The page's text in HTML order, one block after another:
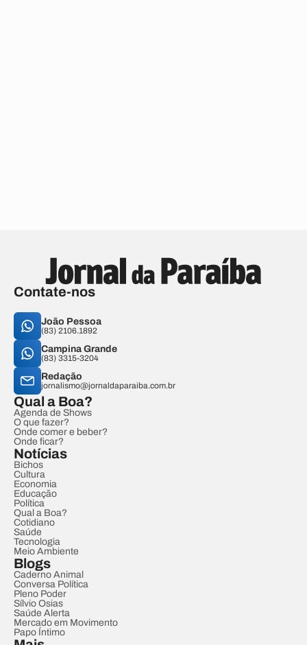
Contate-nos
João Pessoa
(83) 2106.1892
Campina Grande
(83) 3315-3204
Redação
jornalismo@jornaldaparaiba.com.br
Qual a Boa?
Agenda de Shows
O que fazer?
Onde comer e beber?
Onde ficar?
Notícias
Bichos
Cultura
Economia
Educação
Política
Qual a Boa?
Cotidiano
Saúde
Tecnologia
Meio Ambiente
Blogs
Caderno Animal
Conversa Política
Pleno Poder
Sílvio Osias
Saúde Alerta
Mercado em Movimento
Papo Íntimo